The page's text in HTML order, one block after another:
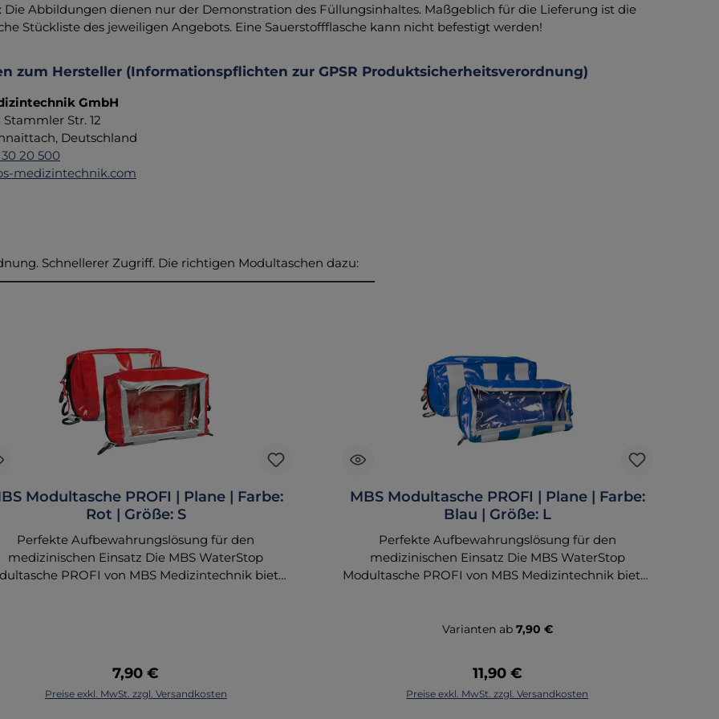
Die Abbildungen dienen nur der Demonstration des Füllungsinhaltes. Maßgeblich für die Lieferung ist die
Stückliste des jeweiligen Angebots. Eine Sauerstoffflasche kann nicht befestigt werden!
zum Hersteller (Informationspflichten zur GPSR Produktsicherheitsverordnung)
GmbH
Str. 12
Deutschland
30 20 500
medizintechnik.com
Schnellerer Zugriff. Die richtigen Modultaschen dazu:
Modultasche PROFI | Plane | Farbe:
Rot | Größe: S
Perfekte Aufbewahrungslösung für den
medizinischen Einsatz Die MBS WaterStop
PROFI von MBS Medizintechnik bietet
durchdachte Funktionalität eine verlässliche
Lösung für den professionellen
Regulärer Preis:
7,90 €
Preise exkl. MwSt. zzgl. Versandkosten
In den Warenkorb
MBS Modultasche PROFI | Plane | Farbe:
Blau | Größe: L
Perfekte Aufbewahrungslösung für den
medizinischen Einsatz Die MBS WaterStop
Modultasche PROFI von MBS Medizintechnik bietet
medizinischen Equipment. Diese Tasche ist speziell
durchdachte Funktionalität eine verlässliche
Lösung für den professionellen
Varianten ab7,90 €
Regulärer Preis:
11,90 €
Preise exkl. MwSt. zzgl. Versandkosten
In den Warenkorb